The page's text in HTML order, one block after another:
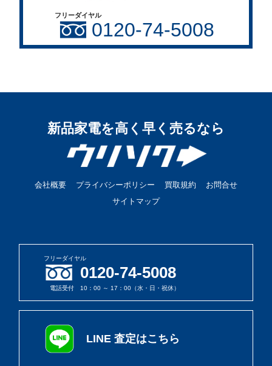
フリーダイヤル
0120-74-5008
新品家電を高く早く売るなら
会社概要 プライバシーポリシー 買取規約
お問合せ
サイトマップ
フリーダイヤル
0120-74-5008
電話受付 10：00 ～ 17：00（水・日・祝休）
LINE 査定はこちら